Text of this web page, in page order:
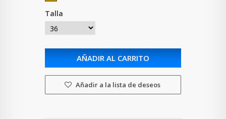
Talla
AÑADIR AL CARRITO
Añadir a la lista de deseos